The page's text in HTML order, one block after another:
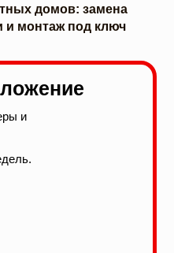
домов: замена
и монтаж под ключ
и